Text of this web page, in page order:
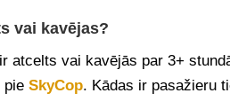
vai kavējas?
atcelts vai kavējās par 3+
pie SkyCop. Kādas ir pasažieru